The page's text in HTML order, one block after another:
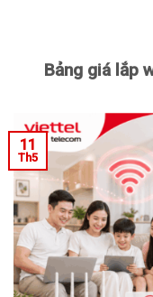
Bảng giá lắp
11
Th5